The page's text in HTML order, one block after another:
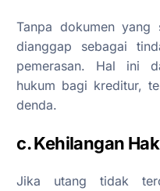
Tanpa dokumen yang
dianggap sebagai
pemerasan. Hal ini
hukum bagi kreditur,
denda.
c. Kehilangan
Jika utang tidak